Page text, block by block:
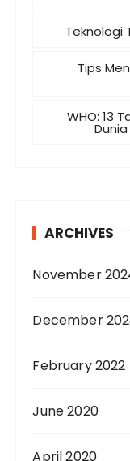
Teknologi
Tips
WHO: 13
ARCHIVES
November
December
February 2022
June 2020
April 2020